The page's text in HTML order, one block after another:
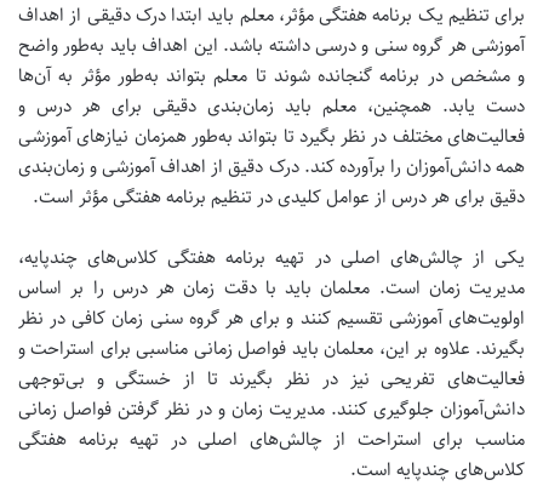
برای تنظیم یک برنامه هفتگی مؤثر، معلم باید ابتدا درک دقیقی از اهداف
آموزشی هر گروه سنی و درسی داشته باشد. این اهداف باید به‌طور واضح
و مشخص در برنامه گنجانده شوند تا معلم بتواند به‌طور مؤثر به آن‌ها
دست یابد. همچنین، معلم باید زمان‌بندی دقیقی برای هر درس و
فعالیت‌های مختلف در نظر بگیرد تا بتواند به‌طور همزمان نیازهای آموزشی
همه دانش‌آموزان را برآورده کند.درک دقیق از اهداف آموزشی و زمان‌بندی
دقیق برای هر درس از عوامل کلیدی در تنظیم برنامه هفتگی مؤثر است.
یکی از چالش‌های اصلی در تهیه برنامه هفتگی کلاس‌های چندپایه،
مدیریت زمان است. معلمان باید با دقت زمان هر درس را بر اساس
اولویت‌های آموزشی تقسیم کنند و برای هر گروه سنی زمان کافی در نظر
بگیرند. علاوه بر این، معلمان باید فواصل زمانی مناسبی برای استراحت و
فعالیت‌های تفریحی نیز در نظر بگیرند تا از خستگی و بی‌توجهی
دانش‌آموزان جلوگیری کنند. مدیریت زمان و در نظر گرفتن فواصل زمانی
مناسب برای استراحت از چالش‌های اصلی در تهیه برنامه هفتگی
کلاس‌های چندپایه است.